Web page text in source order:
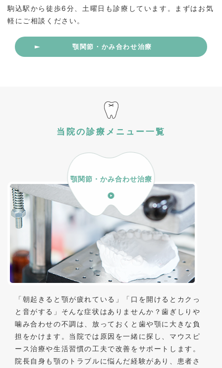
駒込駅から徒歩6分、土曜日も診療しています。まずはお気
軽にご相談ください。
顎関節・かみ合わせ治療
当院の診療メニュー一覧
顎関節・かみ合わせ治療
「朝起きると顎が疲れている」「口を開けるとカクっ
と音がする」そんな症状はありませんか？歯ぎしりや
噛み合わせの不調は、放っておくと歯や顎に大きな負
担をかけます。当院では原因を一緒に探し、マウスピ
ース治療や生活習慣の工夫で改善をサポートします。
院長自身も顎のトラブルに悩んだ経験があり、患者さ